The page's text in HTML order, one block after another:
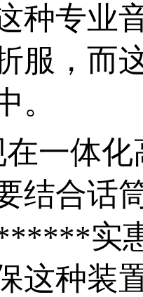
种专业
服，而
。
一体
结合话
实惠
这种装